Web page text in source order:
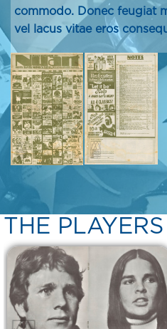
commodo. Donec feugiat
vel lacus vitae eros
THE PLAYERS